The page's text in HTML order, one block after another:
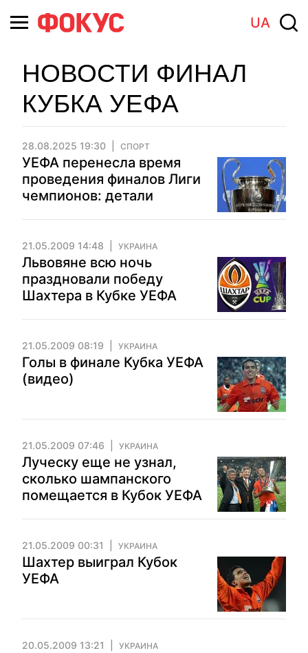
UA
НОВОСТИ ФИНАЛ
КУБКА УЕФА
28.08.2025 19:30 СПОРТ
УЕФА перенесла время
проведения финалов Лиги
чемпионов: детали
21.05.2009 14:48 УКРАИНА
Львовяне всю ночь
праздновали победу
Шахтера в Кубке УЕФА
21.05.2009 08:19 УКРАИНА
Голы в финале Кубка УЕФА
(видео)
21.05.2009 07:46 УКРАИНА
Луческу еще не узнал,
сколько шампанского
помещается в Кубок УЕФА
21.05.2009 00:31 УКРАИНА
Шахтер выиграл Кубок
УЕФА
20.05.2009 13:21 УКРАИНА